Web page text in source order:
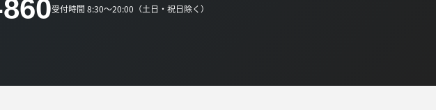
受付時間 8:30～20:00（土日・祝日除く）